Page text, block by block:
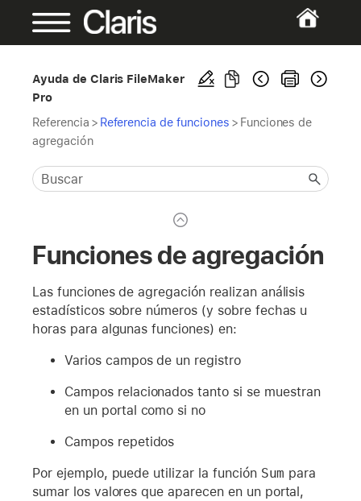
Ayuda de Claris FileMaker
Pro
Referencia > Referencia de funciones > Funciones de
agregación
Funciones de agregación
Las funciones de agregación realizan análisis
estadísticos sobre números (y sobre fechas u
horas para algunas funciones) en:
Varios campos de un registro
Campos relacionados tanto si se muestran
en un portal como si no
Campos repetidos
Por ejemplo, puede utilizar la función Sum para
sumar los valores que aparecen en un portal,